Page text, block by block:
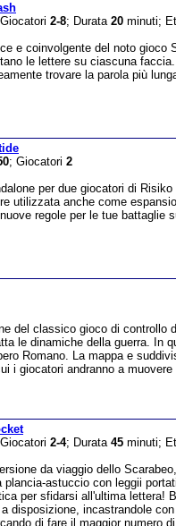
2-8; Durata 20 minuti;
e coinvolgente del noto gioco
le lettere su ciascuna
trovare la parola più
; Giocatori 2
per due giocatori di
utilizzata anche come
regole per le tue battaglie
del classico gioco di controllo
le dinamiche della guerra. In
Romano. La mappa e
i giocatori andranno a
2-4; Durata 45 minuti;
da viaggio dello
plancia-astuccio con leggii
per sfidarsi all'ultima lettera!
disposizione, incastrandole
di fare il maggior numero